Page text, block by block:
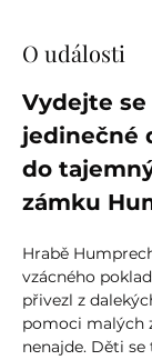
O události
Vydejte
jedinečné
do
zámku
Hrabě
vzácného
přivezl z
pomoci malých
nenajde. Děti